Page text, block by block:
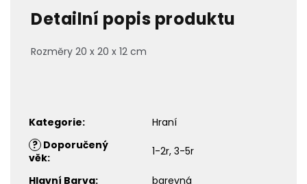
Detailní popis produktu
Rozměry 20 x 20 x 12 cm
Kategorie:
Hraní
? Doporučený
věk: 1-2r, 3-5r
Hlavní Barva:
barevná